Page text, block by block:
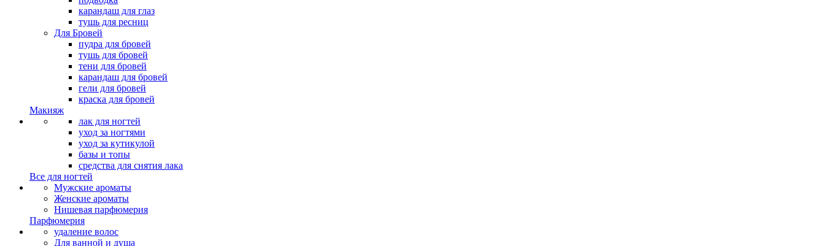
карандаш для глаз
тушь для ресниц
Для Бровей
пудра для бровей
тушь для бровей
тени для бровей
карандаш для бровей
гели для бровей
краска для бровей
Макияж
лак для ногтей
уход за ногтями
уход за кутикулой
базы и топы
средства для снятия лака
Все для ногтей
Мужские ароматы
Женские ароматы
Нишевая парфюмерия
Парфюмерия
удаление волос
Для ванной и душа